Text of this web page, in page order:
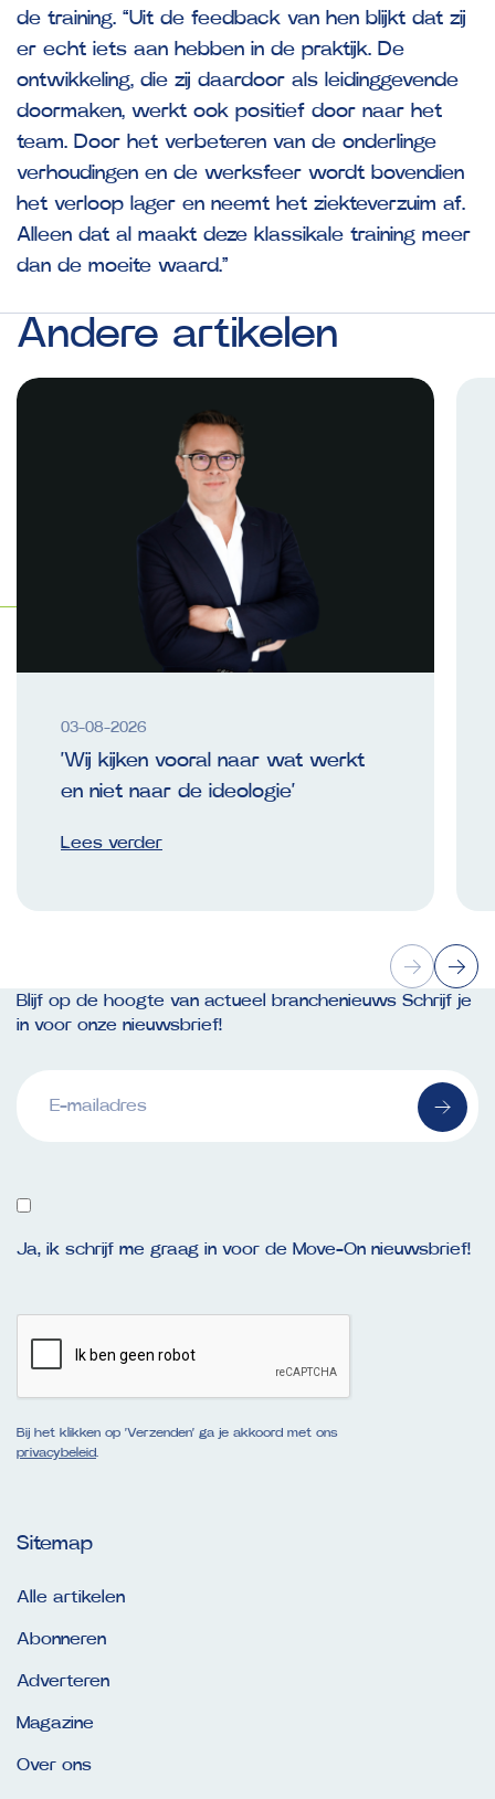
de training. “Uit de feedback van hen blijkt dat zij
er echt iets aan hebben in de praktijk. De
ontwikkeling, die zij daardoor als leidinggevende
doormaken, werkt ook positief door naar het
team. Door het verbeteren van de onderlinge
verhoudingen en de werksfeer wordt bovendien
het verloop lager en neemt het ziekteverzuim af.
Alleen dat al maakt deze klassikale training meer
dan de moeite waard.”
Andere artikelen
03-08-2026
‘Wij kijken vooral naar wat werkt
en niet naar de ideologie’
Lees verder
Blijf op de hoogte van actueel branchenieuws Schrijf je
in voor onze nieuwsbrief!
mailadres(Vereist)
Ja, ik schrijf me graag in voor de Move-On nieuwsbrief!
Bij het klikken op ‘Verzenden’ ga je akkoord met ons
privacybeleid
Sitemap
Alle artikelen
Abonneren
Adverteren
Magazine
Over ons